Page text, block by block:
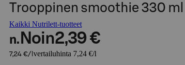
Trooppinen smoothie 330 ml
Kaikki Nutrilett-tuotteet
n. Noin2,39 €
7,24 €/l vertailuhinta 7,24 €/l